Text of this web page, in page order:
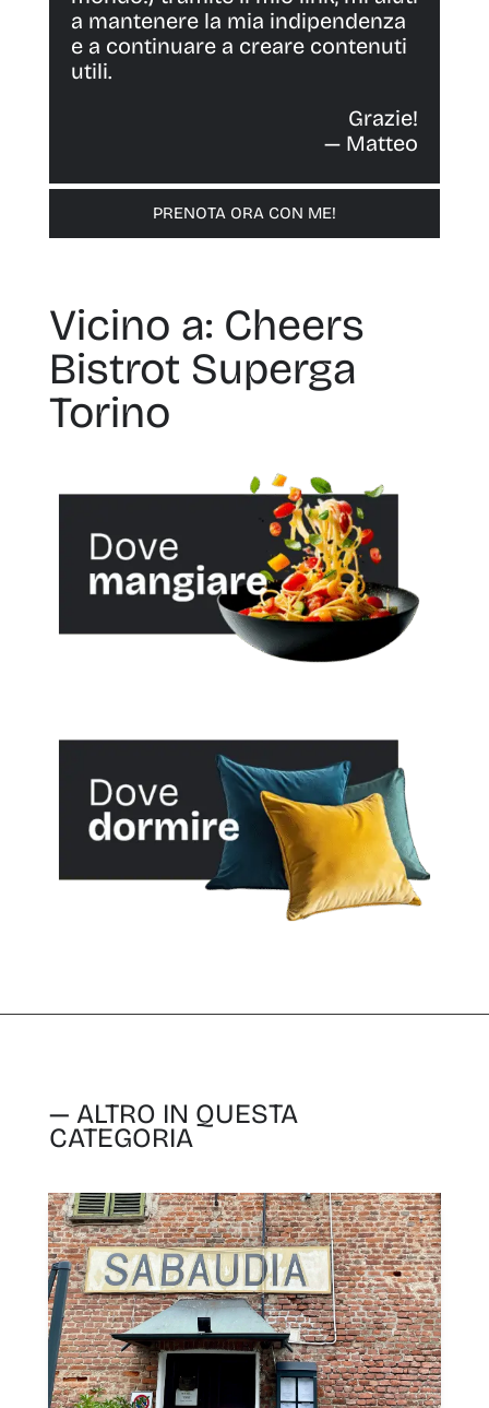
a mantenere la mia indipendenza
e a continuare a creare contenuti
utili.
Grazie!
— Matteo
PRENOTA ORA CON ME!
Vicino a: Cheers
Bistrot Superga
Torino
— ALTRO IN QUESTA
CATEGORIA